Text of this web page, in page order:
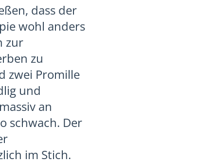
dass der
wohl anders
zur
zu
zwei Promille
und
an
schwach. Der
im Stich.